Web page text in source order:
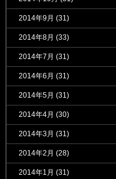
2014年9月 (31)
2014年8月 (33)
2014年7月 (31)
2014年6月 (31)
2014年5月 (31)
2014年4月 (30)
2014年3月 (31)
2014年2月 (28)
2014年1月 (31)